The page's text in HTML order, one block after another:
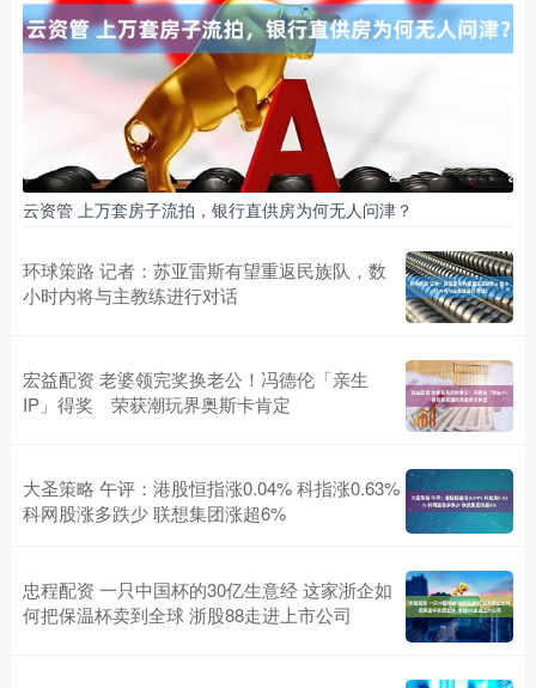
云资管 上万套房子流拍，银行直供房为何无人问津？
环球策路 记者：苏亚雷斯有望重返民族队，数
小时内将与主教练进行对话
宏益配资 老婆领完奖换老公！冯德伦「亲生
IP」得奖 荣获潮玩界奥斯卡肯定
大圣策略 午评：港股恒指涨0.04% 科指涨0.63%
科网股涨多跌少 联想集团涨超6%
忠程配资 一只中国杯的30亿生意经 这家浙企如
何把保温杯卖到全球 浙股88走进上市公司